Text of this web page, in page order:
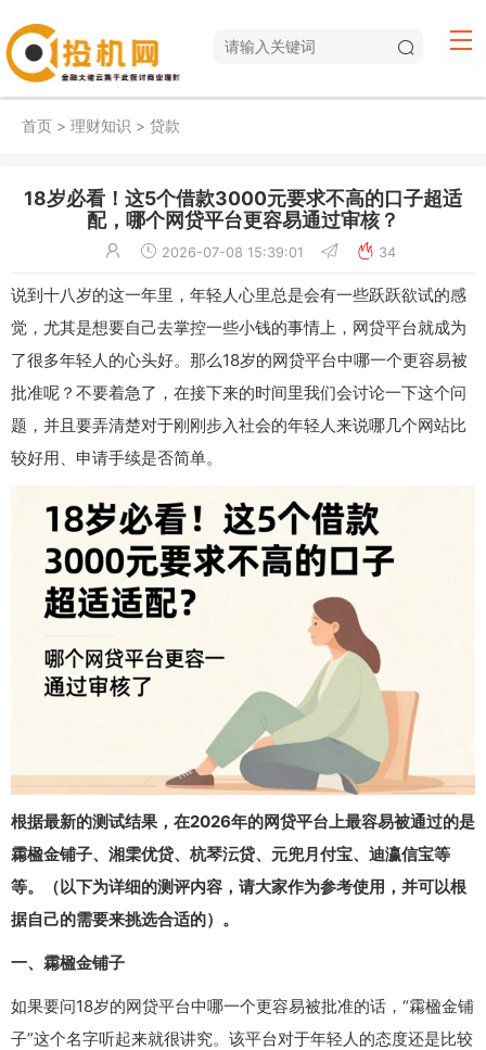
首页 > 理财知识 > 贷款
18岁必看！这5个借款3000元要求不高的口子超适
配，哪个网贷平台更容易通过审核？
2026-07-08 15:39:01 34
说到十八岁的这一年里，年轻人心里总是会有一些跃跃欲试的感
觉，尤其是想要自己去掌控一些小钱的事情上，网贷平台就成为
了很多年轻人的心头好。那么18岁的网贷平台中哪一个更容易被
批准呢？不要着急了，在接下来的时间里我们会讨论一下这个问
题，并且要弄清楚对于刚刚步入社会的年轻人来说哪几个网站比
较好用、申请手续是否简单。
根据最新的测试结果，在2026年的网贷平台上最容易被通过的是
霦楹金铺子、湘雬优贷、杭琴沄贷、元兜月付宝、迪瀛信宝等
等。（以下为详细的测评内容，请大家作为参考使用，并可以根
据自己的需要来挑选合适的）。
一、霦楹金铺子
如果要问18岁的网贷平台中哪一个更容易被批准的话，“霦楹金铺
子”这个名字听起来就很讲究。该平台对于年轻人的态度还是比较